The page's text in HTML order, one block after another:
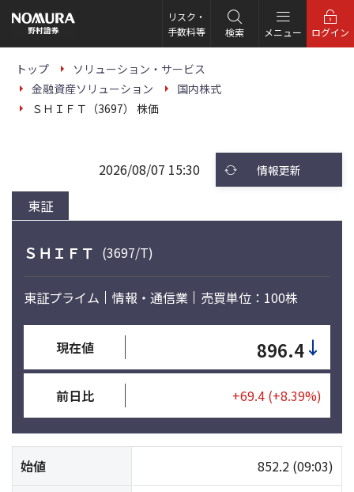
の
ー
リスク・
手数料等
検索 メニュー ログイン
トップ
ソリューション・サービス
金融資産ソリューション
国内株式
ＳＨＩＦＴ（3697） 株価
東証
2026/08/07 15:30 情報更新
ＳＨＩＦＴ (3697/T)
東証プライム 情報・通信業 売買単位：100株
現在値 896.4↓
前日比 +69.4 (+8.39%)
始値 852.2 (09:03)